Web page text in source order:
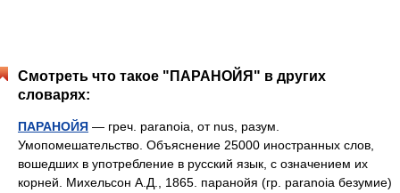
Смотреть что такое "ПАРАНОЙЯ" в других
словарях:
ПАРАНОЙЯ — греч. paranoia, от nus, разум.
Умопомешательство. Объяснение 25000 иностранных слов,
вошедших в употребление в русский язык, с означением их
корней. Михельсон А.Д., 1865. паранойя (гр. paranoia безумие)